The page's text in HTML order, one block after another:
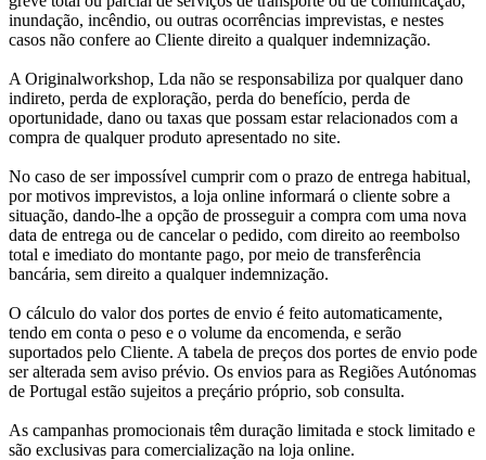
inundação, incêndio, ou outras ocorrências imprevistas, e nestes
casos não confere ao Cliente direito a qualquer indemnização.
A Originalworkshop, Lda não se responsabiliza por qualquer dano
indireto, perda de exploração, perda do benefício, perda de
oportunidade, dano ou taxas que possam estar relacionados com a
compra de qualquer produto apresentado no site.
No caso de ser impossível cumprir com o prazo de entrega habitual,
por motivos imprevistos, a loja online informará o cliente sobre a
situação, dando-lhe a opção de prosseguir a compra com uma nova
data de entrega ou de cancelar o pedido, com direito ao reembolso
total e imediato do montante pago, por meio de transferência
bancária, sem direito a qualquer indemnização.
O cálculo do valor dos portes de envio é feito automaticamente,
tendo em conta o peso e o volume da encomenda, e serão
suportados pelo Cliente. A tabela de preços dos portes de envio pode
ser alterada sem aviso prévio. Os envios para as Regiões Autónomas
de Portugal estão sujeitos a preçário próprio, sob consulta.
As campanhas promocionais têm duração limitada e stock limitado e
são exclusivas para comercialização na loja online.